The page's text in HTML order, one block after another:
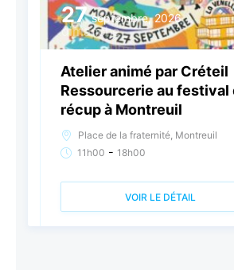
27 septembre, 2026
dimanche
Atelier animé par Créteil
Ressourcerie au festival
récup à Montreuil
Place de la fraternité, Montreuil
11h00 - 18h00
VOIR LE DÉTAIL